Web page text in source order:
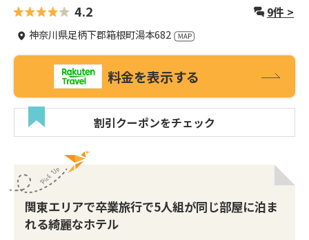
4.2 9件 >
神奈川県足柄下郡箱根町湯本682
料金を表示する
割引クーポンをチェック
関東エリアで卒業旅行で5人組が同じ部屋に泊ま
れる綺麗なホテル